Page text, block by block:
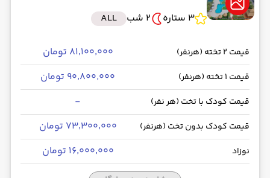
3 ستاره
2 شب ALL
قیمت 2 تخته (هرنفر) ۸۱٬۱۰۰٬۰۰۰ تومان
قیمت 1 تخته (هرنفر) ۹۰٬۸۰۰٬۰۰۰ تومان
قیمت کودک با تخت (هر نفر) -
قیمت کودک بدون تخت (هرنفر) ۷۳٬۳۰۰٬۰۰۰ تومان
نوزاد ۱۶٬۰۰۰٬۰۰۰ تومان